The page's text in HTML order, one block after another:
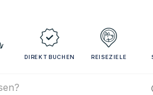
DIREKT BUCHEN REISEZIELE
Reisezeitraum und